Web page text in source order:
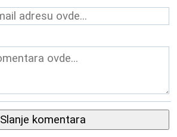
Slanje komentara